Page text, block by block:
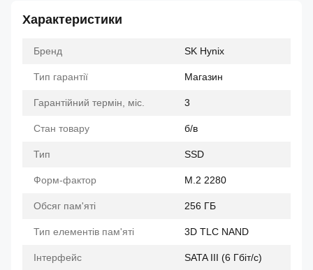
Характеристики
Бренд SK Hynix
Тип гарантії Магазин
Гарантійний термін, міс. 3
Стан товару б/в
Тип SSD
Форм-фактор M.2 2280
Обсяг пам'яті 256 ГБ
Тип елементів пам'яті 3D TLC NAND
Інтерфейс SATA III (6 Гбіт/с)